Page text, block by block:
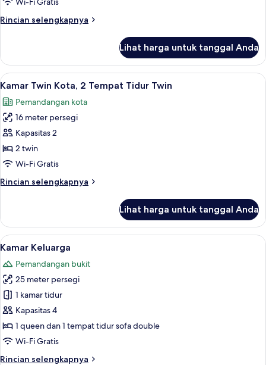
Tempat
Rincian selengkapnya
Rincian
Kamar
Double
Kota,
Tempat
Tidur
Double
Lihat harga untuk tanggal Anda
Lihat
semua
foto
untuk
Kamar
Twin
Kota,
Tempat
Kamar Twin Kota, 2 Tempat Tidur
5
Kamar Twin Kota, 2 Tempat Tidur Twin
Pemandangan kota
16 meter persegi
Kapasitas 2
2 twin
Wi-Fi Gratis
Rincian selengkapnya
Rincian
Kamar
Twin
Kota,
Tempat
Tidur
Twin
Lihat harga untuk tanggal Anda
Lihat
semua
foto
untuk
Kamar
Keluarga
Kamar Keluarga | Seprai premium,
6
Kamar Keluarga
Pemandangan bukit
25 meter persegi
1 kamar tidur
Kapasitas 4
1 queen dan 1 tempat tidur sofa double
Wi-Fi Gratis
Rincian selengkapnya
Rincian